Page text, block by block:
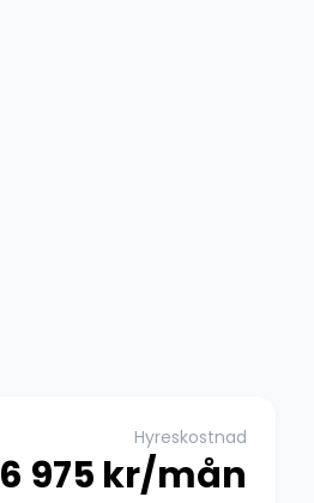
Hyreskostnad
6 975 kr/mån